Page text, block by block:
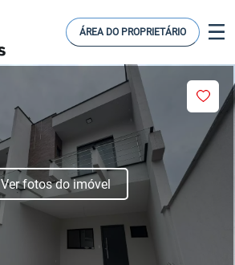
ÁREA DO PROPRIETÁRIO
Ver fotos do imóvel